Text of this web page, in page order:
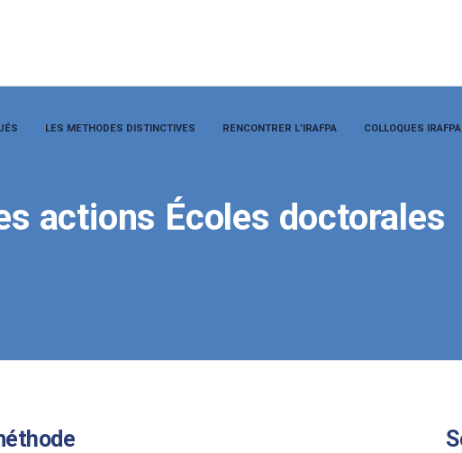
LES METHODES DISTINCTIVES RENCONTRER L’IRAFPA COLLOQUES IRAFPA
actions Écoles doctorales